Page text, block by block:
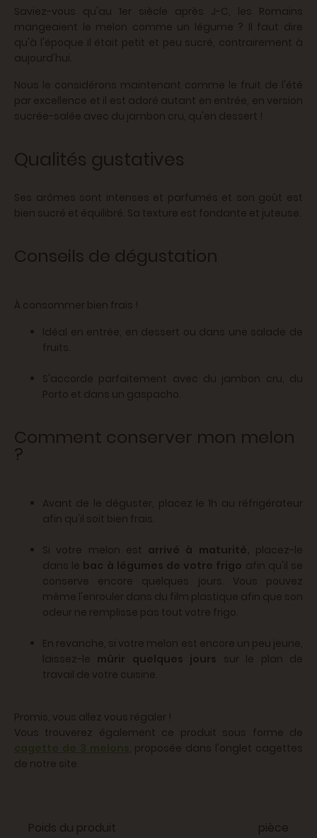
Saviez-vous qu'au 1er siècle après J-C, les Romains
mangeaient le melon comme un légume ? Il faut dire
qu'à l'époque il était petit et peu sucré, contrairement à
aujourd'hui.
Nous le considérons maintenant comme le fruit de l'été
par excellence et il est adoré autant en entrée, en version
sucrée-salée avec du jambon cru, qu'en dessert !
Qualités gustatives
Ses arômes sont intenses et parfumés et son goût est
bien sucré et équilibré. Sa texture est fondante et juteuse.
Conseils de dégustation
À consommer bien frais !
Idéal en entrée, en dessert ou dans une salade de
fruits.
S'accorde parfaitement avec du jambon cru, du
Porto et dans un gaspacho.
Comment conserver mon melon
?
Avant de le déguster, placez le 1h au réfrigérateur
afin qu'il soit bien frais.
Si votre melon est arrivé à maturité, placez-le
dans le bac à légumes de votre frigo afin qu'il se
conserve encore quelques jours. Vous pouvez
même l'enrouler dans du film plastique afin que son
odeur ne remplisse pas tout votre frigo.
En revanche, si votre melon est encore un peu jeune,
laissez-le mûrir quelques jours sur le plan de
travail de votre cuisine.
Promis, vous allez vous régaler !
Vous trouverez également ce produit sous forme de
cagette de 3 melons, proposée dans l'onglet cagettes
de notre site.
Poids du produit pièce